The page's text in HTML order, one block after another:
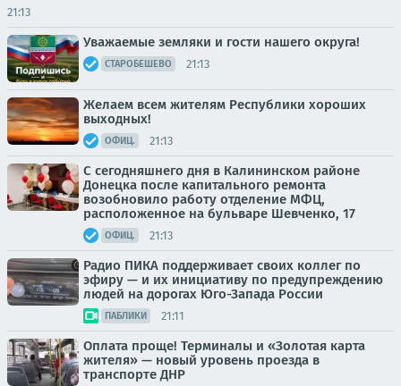
21:13
Уважаемые земляки и гости нашего округа!
СТАРОБЕШЕВО 21:13
Желаем всем жителям Республики хороших
выходных!
ОФИЦ. 21:13
С сегодняшнего дня в Калининском районе
Донецка после капитального ремонта
возобновило работу отделение МФЦ,
расположенное на бульваре Шевченко, 17
ОФИЦ. 21:13
Радио ПИКА поддерживает своих коллег по
эфиру — и их инициативу по предупреждению
людей на дорогах Юго-Запада России
ПАБЛИКИ 21:11
Оплата проще! Терминалы и «Золотая карта
жителя» — новый уровень проезда в
транспорте ДНР